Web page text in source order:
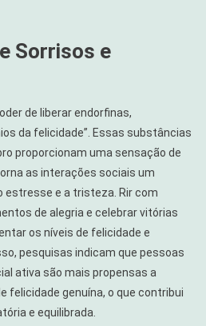
Sorrisos e
de liberar endorfinas,
da felicidade”. Essas substâncias
proporcionam uma sensação de
as interações sociais um
estresse e a tristeza. Rir com
de alegria e celebrar vitórias
os níveis de felicidade e
pesquisas indicam que pessoas
ativa são mais propensas a
felicidade genuína, o que contribui
e equilibrada.